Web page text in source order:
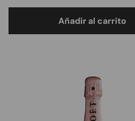
Añadir al carrito